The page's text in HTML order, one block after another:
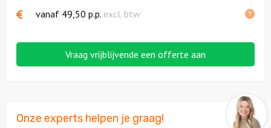
vanaf 49,50 p.p. excl. btw
Vraag vrijblijvende een offerte aan
Onze experts helpen je graag!